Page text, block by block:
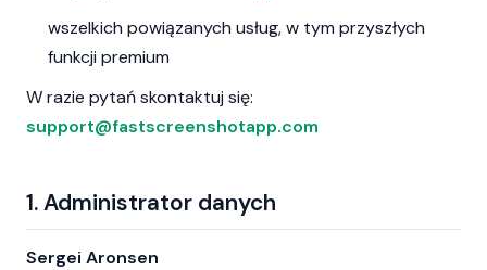
wszelkich powiązanych usług, w tym przyszłych
funkcji premium
W razie pytań skontaktuj się:
support@fastscreenshotapp.com
1. Administrator danych
Sergei Aronsen